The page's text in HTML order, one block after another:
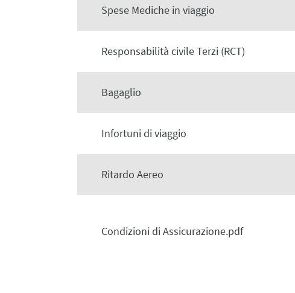
Spese Mediche in viaggio
Responsabilità civile Terzi (RCT)
Bagaglio
Infortuni di viaggio
Ritardo Aereo
Condizioni di Assicurazione.pdf